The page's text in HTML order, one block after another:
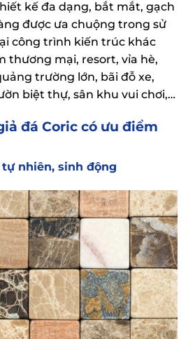
kế đa dạng, bắt mắt, gạch
được ưa chuộng trong sử
công trình kiến trúc khác
thương mại, resort, vỉa hè,
trường lớn, bãi đỗ xe,
biệt thự, sân khu vui chơi,…
đá Coric có ưu điểm
nhiên, sinh động